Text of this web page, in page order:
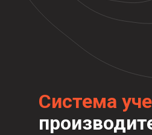
Cистема